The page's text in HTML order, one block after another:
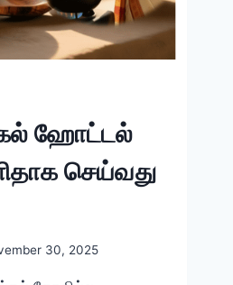
ஹோட்டல்
செய்வது
30, 2025